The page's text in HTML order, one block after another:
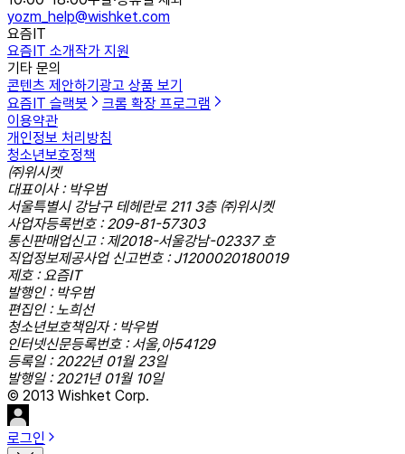
yozm_help@wishket.com
요즘IT
요즘IT 소개작가 지원
기타 문의
콘텐츠 제안하기광고 상품 보기
요즘IT 슬랙봇
크롬 확장 프로그램
이용약관
개인정보 처리방침
청소년보호정책
㈜위시켓
대표이사 : 박우범
서울특별시 강남구 테헤란로 211 3층 ㈜위시켓
사업자등록번호 : 209-81-57303
통신판매업신고 : 제2018-서울강남-02337 호
직업정보제공사업 신고번호 : J1200020180019
제호 : 요즘IT
발행인 : 박우범
편집인 : 노희선
청소년보호책임자 : 박우범
인터넷신문등록번호 : 서울,아54129
등록일 : 2022년 01월 23일
발행일 : 2021년 01월 10일
© 2013 Wishket Corp.
로그인